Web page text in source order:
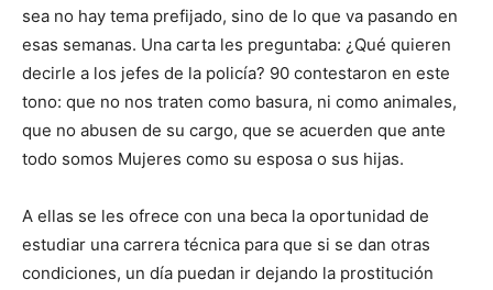
sea no hay tema prefijado, sino de lo que va pasando en
esas semanas. Una carta les preguntaba: ¿Qué quieren
decirle a los jefes de la policía? 90 contestaron en este
tono: que no nos traten como basura, ni como animales,
que no abusen de su cargo, que se acuerden que ante
todo somos Mujeres como su esposa o sus hijas.
A ellas se les ofrece con una beca la oportunidad de
estudiar una carrera técnica para que si se dan otras
condiciones, un día puedan ir dejando la prostitución